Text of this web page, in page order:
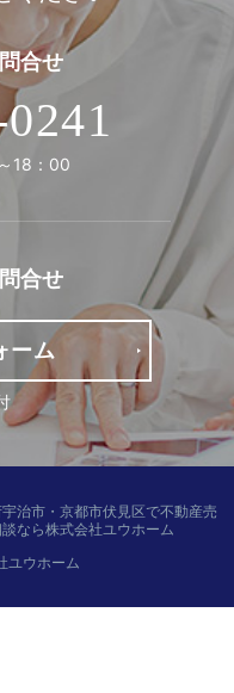
合せ
18：00
合せ
ーム
ウホーム
治市・京都市伏見区で不動産売
なら株式会社ユウホーム